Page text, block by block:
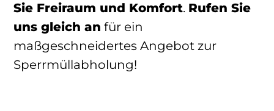
Sie Freiraum und Komfort. Rufen Sie
uns gleich an für ein
maßgeschneidertes Angebot zur
Sperrmüllabholung!